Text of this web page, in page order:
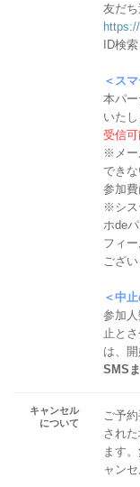
友だ
ID検
＜ス
本パ
いた
受信可
※メー
でき
参加費
※シス
ホde
フィ
ござ
＜中
参加
止と
は、
SMS
キャンセル
について
ご予
され
ます
ャン